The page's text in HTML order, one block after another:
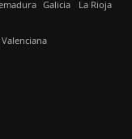
Galicia La Rioja